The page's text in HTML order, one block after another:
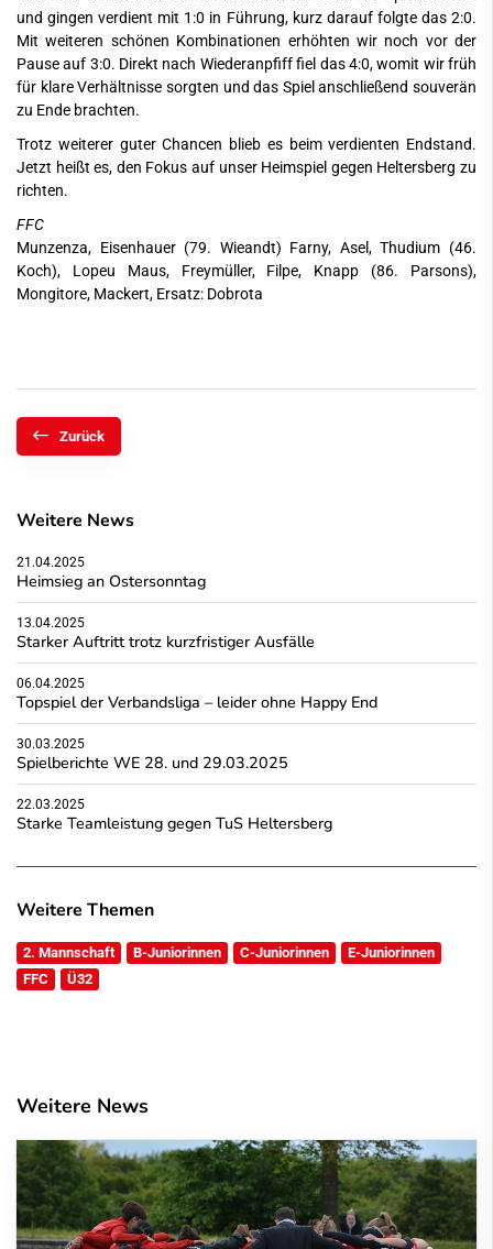
und gingen verdient mit 1:0 in Führung, kurz darauf folgte das 2:0.
Mit weiteren schönen Kombinationen erhöhten wir noch vor der
Pause auf 3:0. Direkt nach Wiederanpfiff fiel das 4:0, womit wir früh
für klare Verhältnisse sorgten und das Spiel anschließend souverän
zu Ende brachten.
Trotz weiterer guter Chancen blieb es beim verdienten Endstand.
Jetzt heißt es, den Fokus auf unser Heimspiel gegen Heltersberg zu
richten.
FFC
Munzenza, Eisenhauer (79. Wieandt) Farny, Asel, Thudium (46.
Koch), Lopeu Maus, Freymüller, Filpe, Knapp (86. Parsons),
Mongitore, Mackert, Ersatz: Dobrota
Zurück
Weitere News
21.04.2025
Heimsieg an Ostersonntag
13.04.2025
Starker Auftritt trotz kurzfristiger Ausfälle
06.04.2025
Topspiel der Verbandsliga – leider ohne Happy End
30.03.2025
Spielberichte WE 28. und 29.03.2025
22.03.2025
Starke Teamleistung gegen TuS Heltersberg
Weitere Themen
2. Mannschaft B-Juniorinnen C-Juniorinnen
E-Juniorinnen
FFC
Ü32
Weitere News